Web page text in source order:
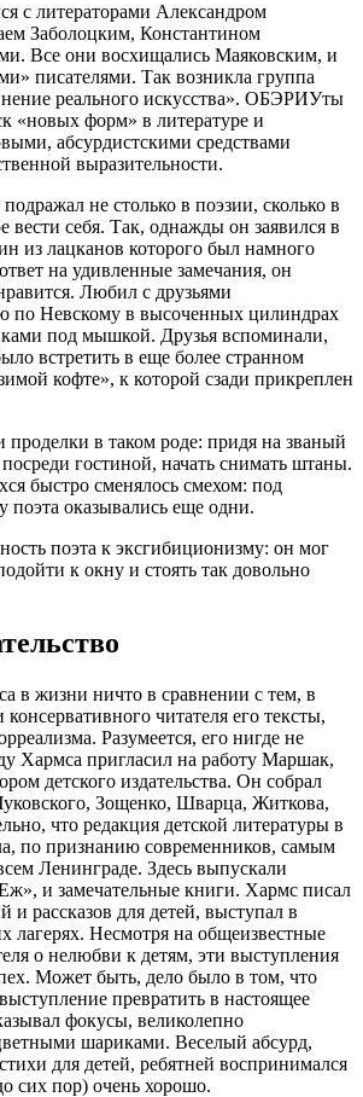
с литераторами Александром
Заболоцким, Константином
Все они восхищались Маяковским, и
писателями. Так возникла группа
реального искусства». ОБЭРИУты
«новых форм» в литературе и
абсурдистскими средствами
выразительности.
не столько в поэзии, сколько в
вести себя. Так, однажды он заявился в
из лацканов которого был намного
на удивленные замечания, он
Любил с друзьями
по Невскому в высоченных цилиндрах
под мышкой. Друзья вспоминали,
встретить в еще более странном
кофте», к которой сзади прикреплен
в таком роде: придя на званый
гостиной, начать снимать штаны.
быстро сменялось смехом: под
оказывались еще одни.
поэта к эксгибиционизму: он мог
к окну и стоять так довольно
в жизни ничто в сравнении с тем, в
читателя его тексты,
Разумеется, его нигде не
Хармса пригласил на работу Маршак,
детского издательства. Он собрал
Зощенко, Шварца, Житкова,
что редакция детской литературы в
по признанию современников, самым
Ленинграде. Здесь выпускали
и замечательные книги. Хармс писал
и рассказов для детей, выступал в
лагерях. Несмотря на общеизвестные
о нелюбви к детям, эти выступления
Может быть, дело было в том, что
превратить в настоящее
фокусы, великолепно
шариками. Веселый абсурд,
для детей, ребятней воспринимался
сих пор) очень хорошо.